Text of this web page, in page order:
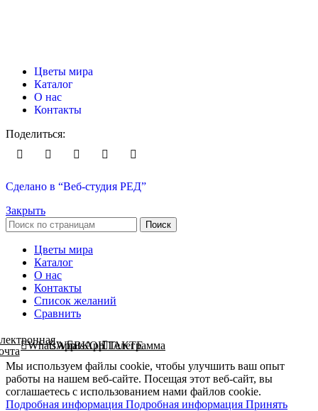
Цветы мира
Каталог
О нас
Контакты
Поделиться:
Сделано в “Веб-студия РЕД”
Закрыть
Поиск
Цветы мира
Каталог
О нас
Контакты
Список желаний
Сравнить
WhatsAppWhatsApp
ВКОНТАКТЕ
Телеграмма
Мы используем файлы cookie, чтобы улучшить ваш опыт
работы на нашем веб-сайте. Посещая этот веб-сайт, вы
соглашаетесь с использованием нами файлов cookie.
Подробная информация Подробная информация Принять